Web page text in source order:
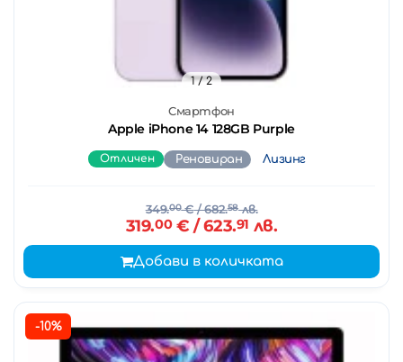
Смартфон
Apple iPhone 14 128GB Purple
1/ 2
Отличен Реновиран Лизинг
349.00€/ 682.58лв.
319.00€ / 623.91 лв.
Добави в количката
-10%